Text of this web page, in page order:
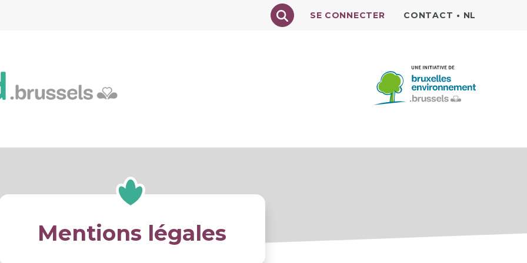
Texte à rechercher
SE CONNECTER CONTACT • NL
Mentions légales